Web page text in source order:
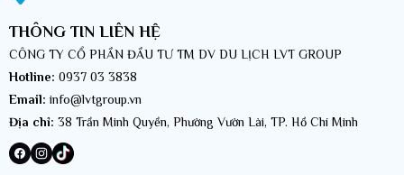
THÔNG TIN LIÊN HỆ
CÔNG TY CỔ PHẦN ĐẦU TƯ TM DV DU LỊCH LVT GROUP
Hotline: 0937 03 3838
Email: info@lvtgroup.vn
Địa chỉ: 38 Trần Minh Quyền, Phường Vườn Lài, TP. Hồ Chí Minh